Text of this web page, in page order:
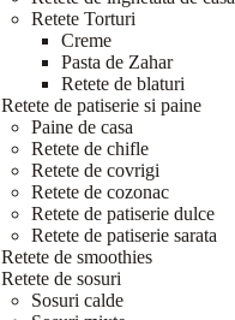
Retete Torturi
Creme
Pasta de Zahar
Retete de blaturi
Retete de patiserie si paine
Paine de casa
Retete de chifle
Retete de covrigi
Retete de cozonac
Retete de patiserie dulce
Retete de patiserie sarata
Retete de smoothies
Retete de sosuri
Sosuri calde